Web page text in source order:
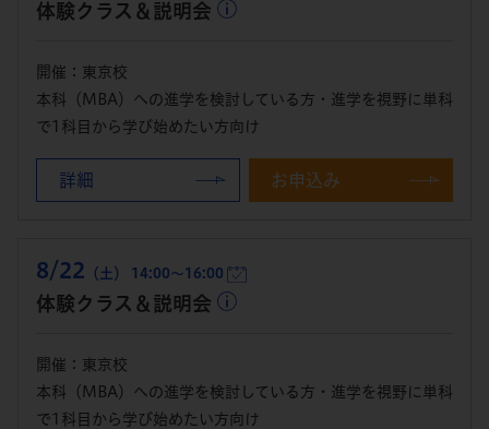
体験クラス＆説明会
開催：東京校
本科（MBA）への進学を検討している方・進学を視野に単科
で1科目から学び始めたい方向け
詳細 お申込み
8/22 （土） 14:00～16:00
体験クラス＆説明会
開催：東京校
本科（MBA）への進学を検討している方・進学を視野に単科
で1科目から学び始めたい方向け